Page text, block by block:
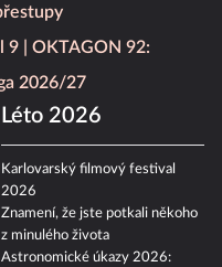
9
OKTAGON 92:
2026/27
Léto 2026
Karlovarský filmový festival
2026
Znamení, že jste potkali někoho
z minulého života
Astronomické úkazy 2026: